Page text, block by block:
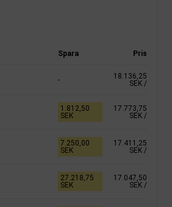
Spara Pris
-
18.136,25
SEK /
1.812,50
SEK
17.773,75
SEK /
7.250,00
SEK
17.411,25
SEK /
27.218,75
SEK
17.047,50
SEK /